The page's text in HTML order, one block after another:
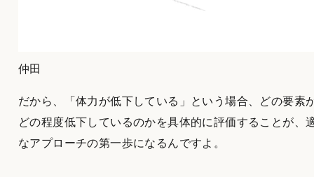
仲田
だから、「体力が低下している」という場合、どの要素
どの程度低下しているのかを具体的に評価することが、
なアプローチの第一歩になるんですよ。